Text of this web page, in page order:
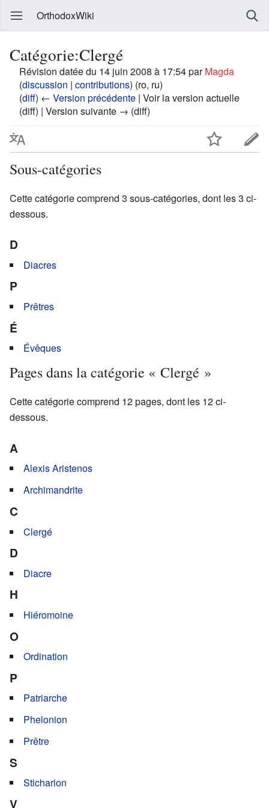
OrthodoxWiki
Catégorie:Clergé
Révision datée du 14 juin 2008 à 17:54 parMagda
(discussion | contributions) (ro, ru)
(diff) ← Version précédente | Voir la version actuelle
(diff) | Version suivante → (diff)
Sous-catégories
Cette catégorie comprend 3 sous-catégories, dont les 3 ci-
dessous.
D
Diacres
P
Prêtres
É
Évêques
Pages dans la catégorie « Clergé »
Cette catégorie comprend 12 pages, dont les 12 ci-
dessous.
A
Alexis Aristenos
Archimandrite
C
Clergé
D
Diacre
H
Hiéromoine
O
Ordination
P
Patriarche
Phelonion
Prêtre
S
Sticharion
V